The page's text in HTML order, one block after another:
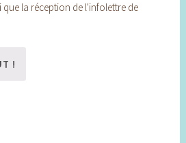
que la réception de l'infolettre de